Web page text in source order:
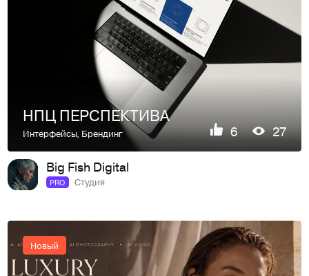
НПЦ ПЕРСПЕКТИВА
Интерфейсы, Брендинг 6 27
Big Fish Digital
PRO Студия
Новый